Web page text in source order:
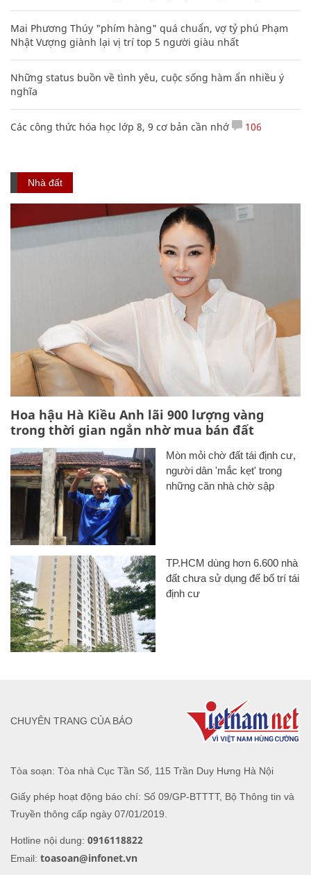
Mai Phương Thúy "phím hàng" quá chuẩn, vợ tỷ phú Phạm
Nhật Vượng giành lại vị trí top 5 người giàu nhất
Những status buồn về tình yêu, cuộc sống hàm ẩn nhiều ý
nghĩa
Các công thức hóa học lớp 8, 9 cơ bản cần nhớ 106
Nhà đất
Hoa hậu Hà Kiều Anh lãi 900 lượng vàng
trong thời gian ngắn nhờ mua bán đất
Mòn mỏi chờ đất tái định cư,
người dân 'mắc kẹt' trong
những căn nhà chờ sập
TP.HCM dùng hơn 6.600 nhà
đất chưa sử dụng để bố trí tái
định cư
Tòa soạn: Tòa nhà Cục Tần Số, 115 Trần Duy Hưng Hà Nội
Giấy phép hoạt động báo chí: Số 09/GP-BTTTT, Bộ Thông tin và
Truyền thông cấp ngày 07/01/2019.
Hotline nội dung: 0916118822
Email: toasoan@infonet.vn
CHUYÊN TRANG CỦA BÁO